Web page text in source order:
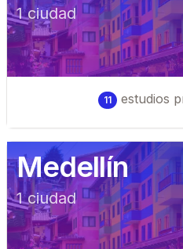
1ciudad
11 estudios
Medellín
1ciudad